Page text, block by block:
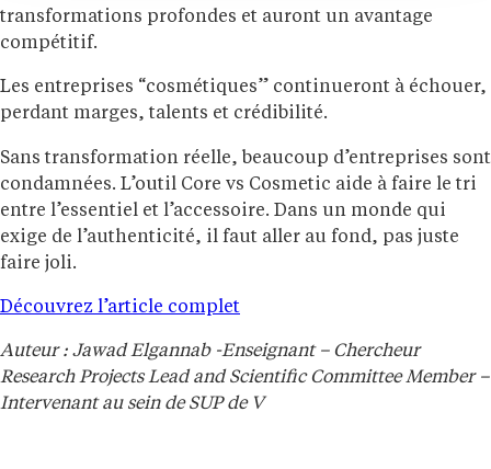
transformations profondes et auront un avantage
compétitif.
Les entreprises “cosmétiques” continueront à échouer,
perdant marges, talents et crédibilité.
Sans transformation réelle, beaucoup d’entreprises sont
condamnées. L’outil Core vs Cosmetic aide à faire le tri
entre l’essentiel et l’accessoire. Dans un monde qui
exige de l’authenticité, il faut aller au fond, pas juste
faire joli.
Découvrez l’article complet
Auteur : Jawad Elgannab -Enseignant – Chercheur
Research Projects Lead and Scientific Committee Member –
Intervenant au sein de SUP de V